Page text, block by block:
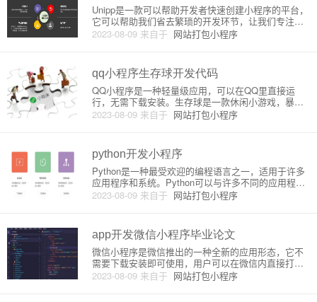
2023-08-09 来自于 网站打包小程序
Unipp是一款可以帮助开发者快速创建小程序的平台，
它可以帮助我们省去繁琐的开发环节，让我们专注于
小程序的实现与功能优化。下面，我将详细介绍Unipp
的原理和使用方法。一、Unipp的原理Unipp使用的是
qq小程序生存球开发代码
2023-08-09 来自于 网站打包小程序
QQ小程序是一种轻量级应用，可以在QQ里直接运
行，无需下载安装。生存球是一款休闲小游戏，暴击
率高，游戏时长短，非常适合在闲暇之余打发时间。
下面将介绍QQ小程序生存球开发的原理和代码实现。
工具，工具下载网址
python开发小程序
2023-08-09 来自于 网站打包小程序
Python是一种最受欢迎的编程语言之一，适用于许多
应用程序和系统。Python可以与许多不同的应用程序
和程序库集成使用，包括用于创建小程序的小程序框
架。在本文中，我们将讨论使用Python编写小程序的
程序，“
app开发微信小程序毕业论文
2023-08-09 来自于 网站打包小程序
微信小程序是微信推出的一种全新的应用形态，它不
需要下载安装即可使用，用户可以在微信内直接打开
使用，具有体积小、加载快、具备社交传播性等特
点。相比于传统的APP，微信小程序开发相对简单，